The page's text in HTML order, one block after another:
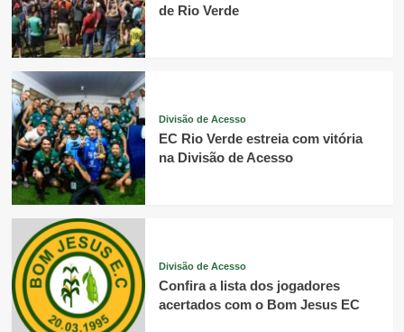
de Rio Verde
Divisão de Acesso
EC Rio Verde estreia com vitória
na Divisão de Acesso
Divisão de Acesso
Confira a lista dos jogadores
acertados com o Bom Jesus EC